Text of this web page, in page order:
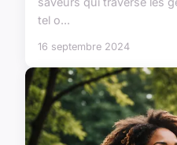
tel o...
16 septembre 2024